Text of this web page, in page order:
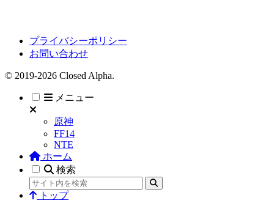
プライバシーポリシー
お問い合わせ
© 2019-2026 Closed Alpha.
メニュー
原神
FF14
NTE
ホーム
検索
トップ